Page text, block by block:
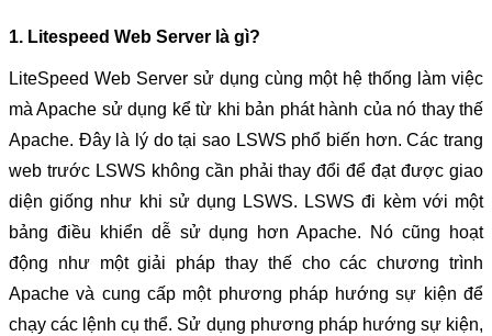
1. Litespeed Web Server là gì?
LiteSpeed ​​Web Server sử dụng cùng một hệ thống làm việc
mà Apache sử dụng kể từ khi bản phát hành của nó thay thế
Apache. Đây là lý do tại sao LSWS phổ biến hơn. Các trang
web trước LSWS không cần phải thay đổi để đạt được giao
diện giống như khi sử dụng LSWS. LSWS đi kèm với một
bảng điều khiển dễ sử dụng hơn Apache. Nó cũng hoạt
động như một giải pháp thay thế cho các chương trình
Apache và cung cấp một phương pháp hướng sự kiện để
chạy các lệnh cụ thể. Sử dụng phương pháp hướng sự kiện,